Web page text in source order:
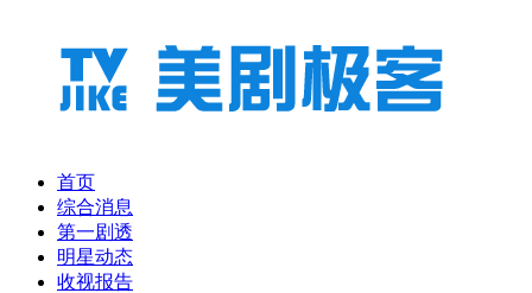
首页
综合消息
第一剧透
明星动态
收视报告